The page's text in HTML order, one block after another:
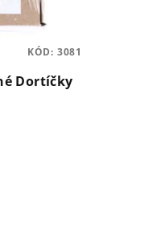
Dortíčky
KÓD: 3081